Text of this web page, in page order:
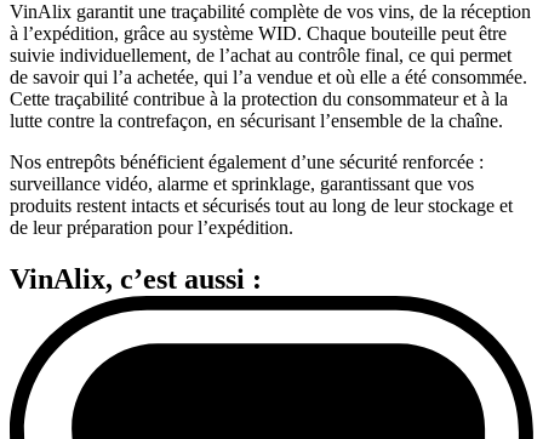
VinAlix garantit une traçabilité complète de vos vins, de la réception
à l’expédition, grâce au système WID. Chaque bouteille peut être
suivie individuellement, de l’achat au contrôle final, ce qui permet
de savoir qui l’a achetée, qui l’a vendue et où elle a été consommée.
Cette traçabilité contribue à la protection du consommateur et à la
lutte contre la contrefaçon, en sécurisant l’ensemble de la chaîne.
Nos entrepôts bénéficient également d’une sécurité renforcée :
surveillance vidéo, alarme et sprinklage, garantissant que vos
produits restent intacts et sécurisés tout au long de leur stockage et
de leur préparation pour l’expédition.
VinAlix, c’est aussi :